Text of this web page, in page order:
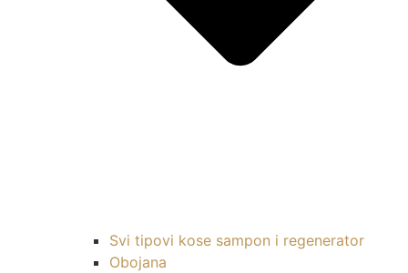
Svi tipovi kose sampon i regenerator
Obojana